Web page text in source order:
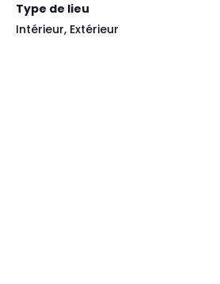
Type de lieu
Intérieur, Extérieur